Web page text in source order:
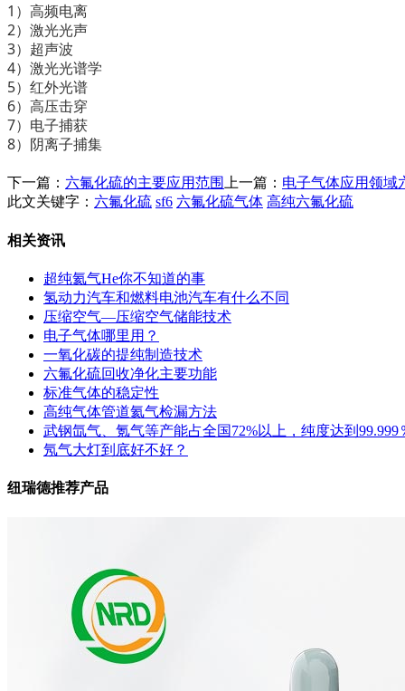
1）高频电离
2）激光光声
3）超声波
4）激光光谱学
5）红外光谱
6）高压击穿
7）电子捕获
8）阴离子捕集
下一篇： 六氟化硫的主要应用范围 上一篇： 电子气体应用领域
此文关键字： 六氟化硫 sf6 六氟化硫气体 高纯六氟化硫
相关资讯
超纯氦气He你不知道的事
氢动力汽车和燃料电池汽车有什么不同
压缩空气—压缩空气储能技术
电子气体哪里用？
一氧化碳的提纯制造技术
六氟化硫回收净化主要功能
标准气体的稳定性
高纯气体管道氦气检漏方法
武钢氙气、氪气等产能占全国72%以上，纯度达到99.999
氖气大灯到底好不好？
纽瑞德推荐产品